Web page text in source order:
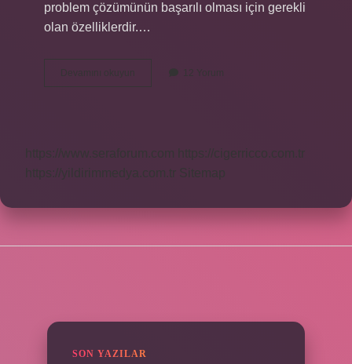
problem çözümünün başarılı olması için gerekli
olan özelliklerdir.…
Devamını okuyun
Cebirsel
ifade
12 Yorum
https://www.seraforum.com
https://cigerricco.com.tr
https://yildirimmedya.com.tr Sitemap
SON YAZILAR